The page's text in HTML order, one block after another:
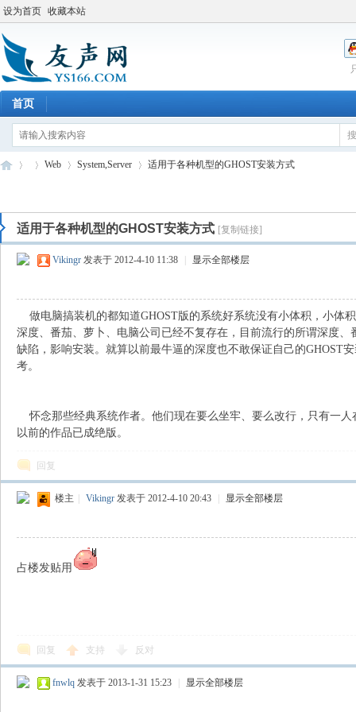
设为首页 收藏本站
首页
友 » ›
Web
›
System,Server
›
适用于各种机型的GHOST安装方式
适用于各种机型的GHOST安装方式 [复制链接]
Vikingr 发表于 2012-4-10 11:38 显示全部楼层
做电脑搞装机的都知道GHOST版的系统好系统没有小体积，小体
深度、番茄、萝卜、电脑公司已经不复存在，目前流行的所谓深度
缺陷，影响安装。就算以前最牛逼的深度也不敢保证自己的GHOST
考。
怀念那些经典系统作者。他们现在要么坐牢、要么改行，只有一
以前的作品已成绝版。
回复
楼主 Vikingr 发表于 2012-4-10 20:43 显示全部楼层
占楼发贴用
回复 支持 反对
fnwlq 发表于 2013-1-31 15:23 显示全部楼层